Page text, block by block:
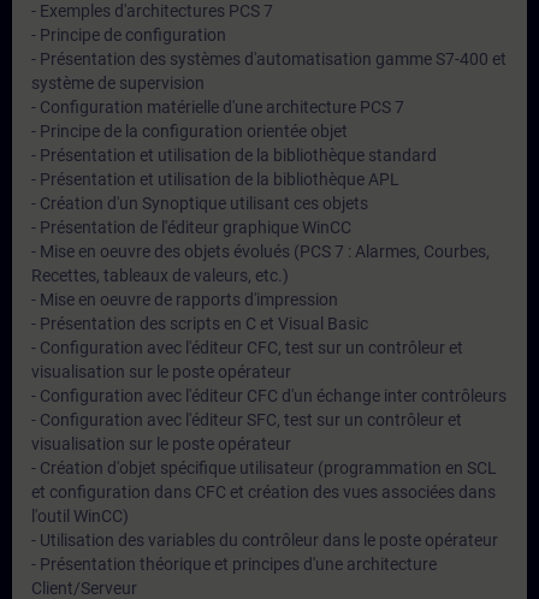
- Exemples d'architectures PCS 7
- Principe de configuration
- Présentation des systèmes d'automatisation gamme S7-400 et
système de supervision
- Configuration matérielle d'une architecture PCS 7
- Principe de la configuration orientée objet
- Présentation et utilisation de la bibliothèque standard
- Présentation et utilisation de la bibliothèque APL
- Création d'un Synoptique utilisant ces objets
- Présentation de l'éditeur graphique WinCC
- Mise en oeuvre des objets évolués (PCS 7 : Alarmes, Courbes,
Recettes, tableaux de valeurs, etc.)
- Mise en oeuvre de rapports d'impression
- Présentation des scripts en C et Visual Basic
- Configuration avec l'éditeur CFC, test sur un contrôleur et
visualisation sur le poste opérateur
- Configuration avec l'éditeur CFC d'un échange inter contrôleurs
- Configuration avec l'éditeur SFC, test sur un contrôleur et
visualisation sur le poste opérateur
- Création d'objet spécifique utilisateur (programmation en SCL
et configuration dans CFC et création des vues associées dans
l'outil WinCC)
- Utilisation des variables du contrôleur dans le poste opérateur
- Présentation théorique et principes d'une architecture
Client/Serveur